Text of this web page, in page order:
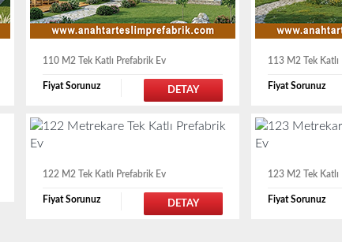
110 M2 Tek Katlı Prefabrik Ev
Fiyat Sorunuz DETAY
113 M2 Tek Katlı
Fiyat Sorunuz
122 M2 Tek Katlı Prefabrik Ev
Fiyat Sorunuz DETAY
123 M2 Tek Katlı
Fiyat Sorunuz